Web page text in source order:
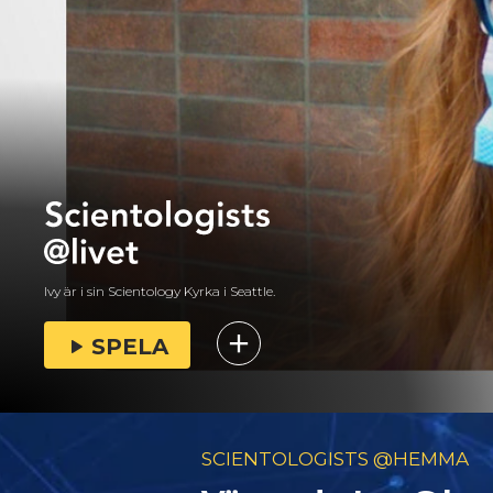
Ivy är i sin Scientology Kyrka i Seattle.
SPELA
SCIENTOLOGISTS @HEMMA